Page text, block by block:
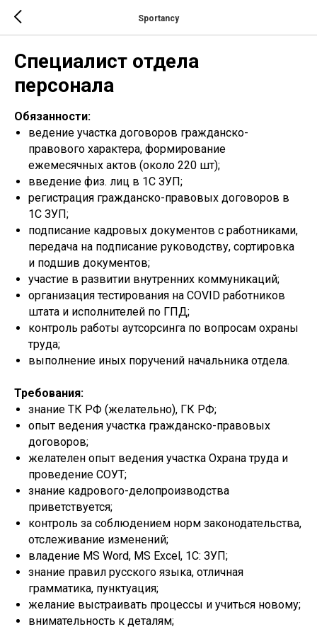
Sportancy
Специалист отдела
персонала
Обязанности:
ведение участка договоров гражданско-
правового характера, формирование
ежемесячных актов (около 220 шт);
введение физ. лиц в 1С ЗУП;
регистрация гражданско-правовых договоров в
1С ЗУП;
подписание кадровых документов с работниками,
передача на подписание руководству, сортировка
и подшив документов;
участие в развитии внутренних коммуникаций;
организация тестирования на COVID работников
штата и исполнителей по ГПД;
контроль работы аутсорсинга по вопросам охраны
труда;
выполнение иных поручений начальника отдела.
Требования:
знание ТК РФ (желательно), ГК РФ;
опыт ведения участка гражданско-правовых
договоров;
желателен опыт ведения участка Охрана труда и
проведение СОУТ;
знание кадрового-делопроизводства
приветствуется;
контроль за соблюдением норм законодательства,
отслеживание изменений;
владение MS Word, MS Excel, 1С: ЗУП;
знание правил русского языка, отличная
грамматика, пунктуация;
желание выстраивать процессы и учиться новому;
внимательность к деталям;